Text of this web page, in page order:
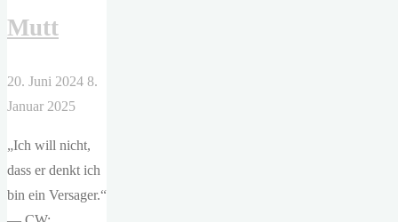
Mutt
20. Juni 2024 8.
Januar 2025
„Ich will nicht,
dass er denkt ich
bin ein Versager.“